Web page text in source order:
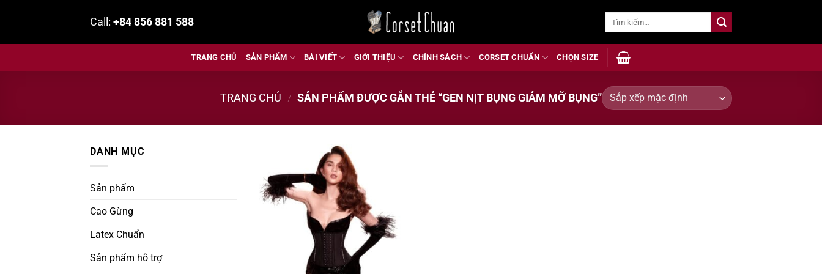
Call: +84 856 881 588
TRANG CHỦ SẢN PHẨM BÀI VIẾT GIỚI THIỆU CHÍNH SÁCH CORSET CHUẨN CHỌN SIZE
TRANG CHỦ / SẢN PHẨM ĐƯỢC GẮN THẺ “GEN NỊT BỤNG GIẢM MỠ BỤNG”
DANH MỤC
Sản phẩm
Cao Gừng
Latex Chuẩn
Sản phẩm hỗ trợ